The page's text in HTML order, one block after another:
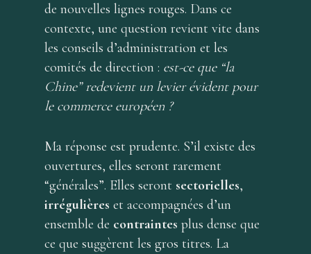
de nouvelles lignes rouges. Dans ce
contexte, une question revient vite dans
les conseils d’administration et les
comités de direction : est-ce que “la
Chine” redevient un levier évident pour
le commerce européen ?
Ma réponse est prudente. S’il existe des
ouvertures, elles seront rarement
“générales”. Elles seront sectorielles,
irrégulières et accompagnées d’un
ensemble de contraintes plus dense que
ce que suggèrent les gros titres. La